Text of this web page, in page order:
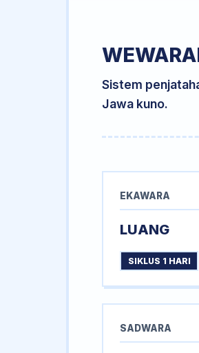
Sistem
Jawa kuno.
EKAWARA
LUANG
SIKLUS 1 HARI
SADWARA